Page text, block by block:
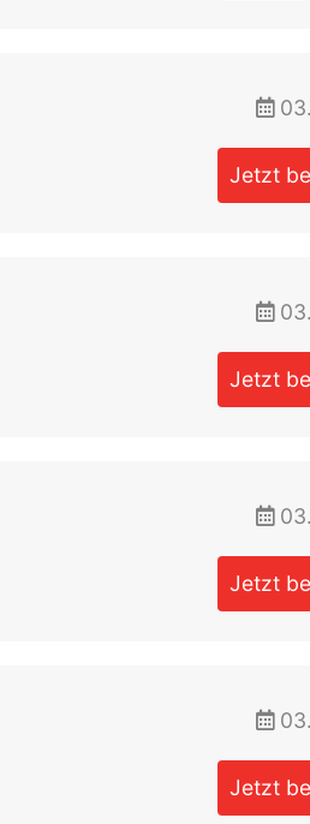
Jetzt
Jetzt
Jetzt
Jetzt